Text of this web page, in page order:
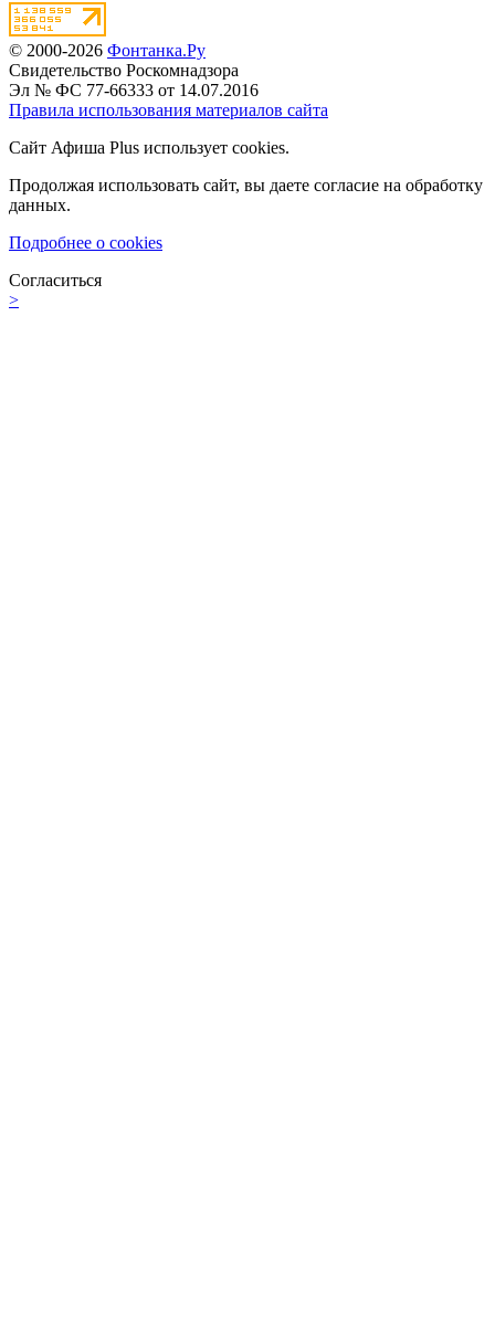
© 2000-2026 Фонтанка.Ру
Свидетельство Роскомнадзора
Эл № ФС 77-66333 от 14.07.2016
Правила использования материалов сайта
Сайт Афиша Plus использует cookies.
Продолжая использовать сайт, вы даете согласие на обработку
данных.
Подробнее о cookies
Согласиться
>